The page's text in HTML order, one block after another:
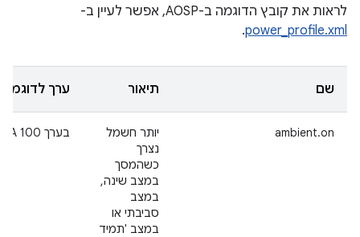
לראות את קובץ הדוגמה ב-AOSP, אפשר לעיין ב-
power_profile.xml
.
שם תיאור ערך לדוגמה
ambient.on
יותר חשמל
נצרך
כשהמסך
במצב שינה,
במצב
סביבתי או
במצב 'תמיד
בערך 100 mA